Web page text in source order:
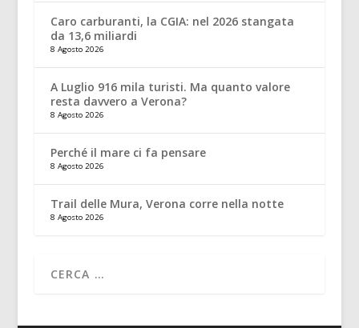
Caro carburanti, la CGIA: nel 2026 stangata
da 13,6 miliardi
8 Agosto 2026
A Luglio 916 mila turisti. Ma quanto valore
resta davvero a Verona?
8 Agosto 2026
Perché il mare ci fa pensare
8 Agosto 2026
Trail delle Mura, Verona corre nella notte
8 Agosto 2026